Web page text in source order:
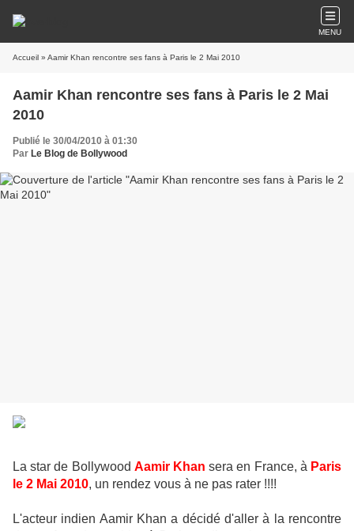
MENU
Accueil » Aamir Khan rencontre ses fans à Paris le 2 Mai 2010
Aamir Khan rencontre ses fans à Paris le 2 Mai
2010
Publié le 30/04/2010 à 01:30
Par Le Blog de Bollywood
La star de Bollywood Aamir Khan sera en France, à Paris
le 2 Mai 2010, un rendez vous à ne pas rater !!!!
L'acteur indien Aamir Khan a décidé d'aller à la rencontre